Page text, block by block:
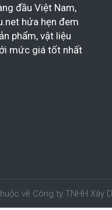
đầu Việt Nam,
hứa hẹn đem
phẩm, vật liệu
mức giá tốt nhất
về Công ty TNHH Xây